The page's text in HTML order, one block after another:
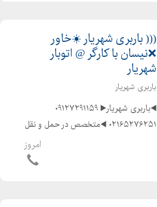
((( باربری شهریار ☀️خاور
❌نیسان با کارگر @ اتوبار
شهریار
باربری شهریار
◀️باربری شهریار▶️ ️۰۹۱۲۷۲۹۱۱۵۹
۰۲۱۶۵۲۷۶۲۵۱ ◀️متخصص در حمل و نقل
اثاثیه منزل وجهیزیه و مبلمان و شرکتهاامروز